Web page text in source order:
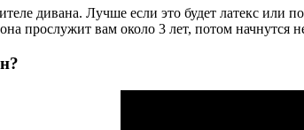
дивана. Лучше если это будет латекс или
прослужит вам около 3 лет, потом начнутся